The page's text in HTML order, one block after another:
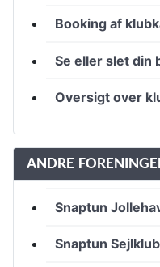
Booking af
Se eller slet din
Oversigt over
ANDRE
Snaptun
Snaptun